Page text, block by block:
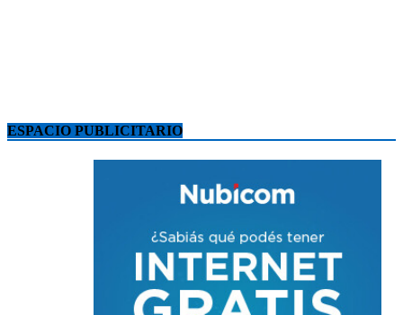
ESPACIO PUBLICITARIO